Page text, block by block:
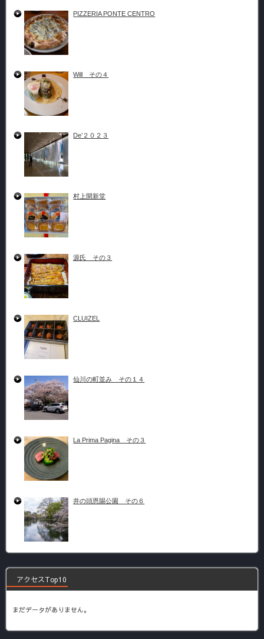
PIZZERIA PONTE CENTRO
Will その４
De’２０２３
村上開新堂
源氏 その３
CLUIZEL
仙川の町並み その１４
La Prima Pagina その３
井の頭恩賜公園 その６
アクセスTop10
まだデータがありません。